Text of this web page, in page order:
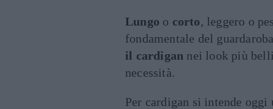
Lungo o corto, leggero o
fondamentale del
il cardigan nei look più
necessità.
Per cardigan si intende oggi